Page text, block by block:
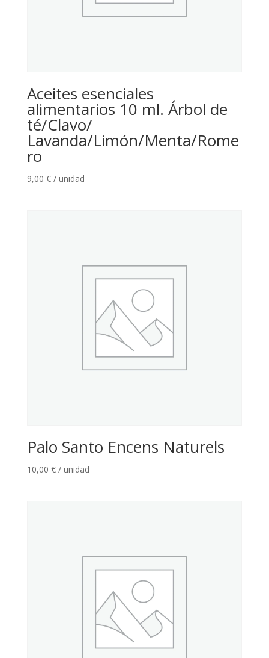
Aceites esenciales
alimentarios 10 ml. Árbol de
té/Clavo/
Lavanda/Limón/Menta/Rome
ro
9,00 € / unidad
Palo Santo Encens Naturels
10,00 € / unidad